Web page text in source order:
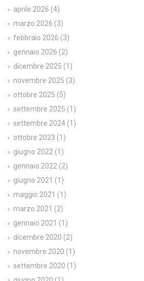
aprile 2026 (4)
marzo 2026 (3)
febbraio 2026 (3)
gennaio 2026 (2)
dicembre 2025 (1)
novembre 2025 (3)
ottobre 2025 (5)
settembre 2025 (1)
settembre 2024 (1)
ottobre 2023 (1)
giugno 2022 (1)
gennaio 2022 (2)
giugno 2021 (1)
maggio 2021 (1)
marzo 2021 (2)
gennaio 2021 (1)
dicembre 2020 (2)
novembre 2020 (1)
settembre 2020 (1)